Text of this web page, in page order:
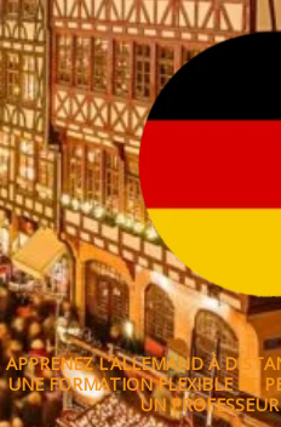
APPRENEZ L’ALLEMAND À
UNE FORMATION FLEXIBLE ET
UN